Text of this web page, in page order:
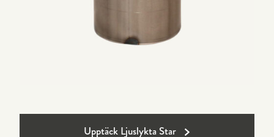
Upptäck Ljuslykta Star